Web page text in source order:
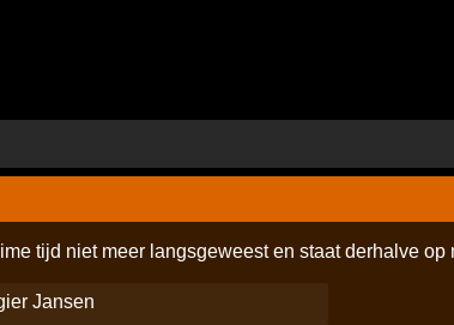
tijd niet meer langsgeweest en staat derhalve op
Jansen